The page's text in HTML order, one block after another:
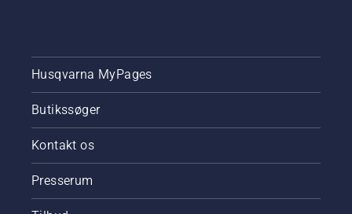
Husqvarna MyPages
Butikssøger
Kontakt os
Presserum